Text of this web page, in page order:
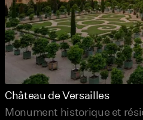
Château de Versailles
Monument historique et